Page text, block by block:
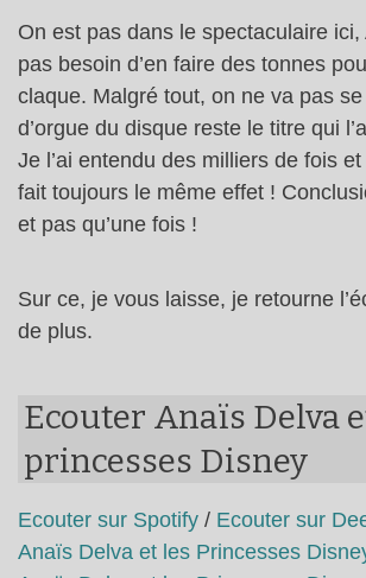
On est pas dans le spectaculaire ici,
pas besoin d’en faire des tonnes
claque. Malgré tout, on ne va pas
d’orgue du disque reste le titre qui
Je l’ai entendu des milliers de fois
fait toujours le même effet !
et pas qu’une fois !
Sur ce, je vous laisse, je retourne
de plus.
Ecouter Anaïs Delva
princesses Disney
Ecouter sur Spotify / Ecouter sur
Anaïs Delva et les Princesses